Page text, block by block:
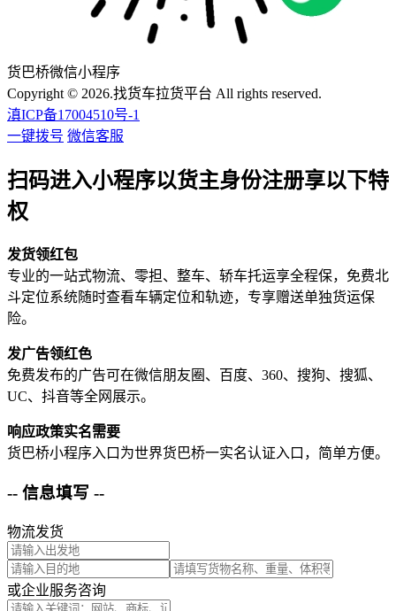
货巴桥微信小程序
Copyright © 2026.找货车拉货平台 All rights reserved.
滇ICP备17004510号-1
一键拨号 微信客服
扫码进入小程序以货主身份注册享以下特
权
发货领红包
专业的一站式物流、零担、整车、轿车托运享全程保，免费北
斗定位系统随时查看车辆定位和轨迹，专享赠送单独货运保
险。
发广告领红色
免费发布的广告可在微信朋友圈、百度、360、搜狗、搜狐、
UC、抖音等全网展示。
响应政策实名需要
货巴桥小程序入口为世界货巴桥一实名认证入口，简单方便。
-- 信息填写 --
物流发货
或企业服务咨询